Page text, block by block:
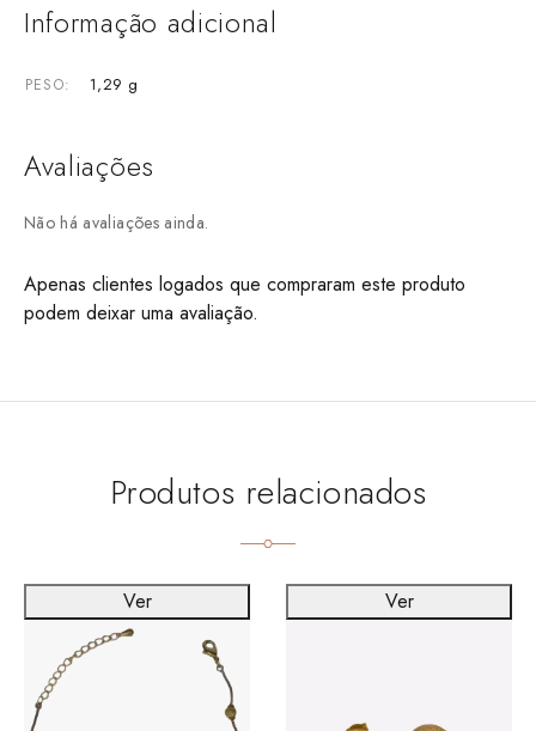
Informação adicional
PESO 1,29 g
Avaliações
Não há avaliações ainda.
Apenas clientes logados que compraram este produto
podem deixar uma avaliação.
Produtos relacionados
Ver Ver